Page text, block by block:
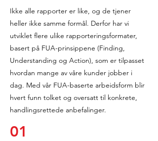
Ikke alle rapporter er like, og de tjener
heller ikke samme formål. Derfor har vi
utviklet flere ulike rapporteringsformater,
basert på FUA-prinsippene (Finding,
Understanding og Action), som er tilpasset
hvordan mange av våre kunder jobber i
dag. Med vår FUA-baserte arbeidsform blir
hvert funn tolket og oversatt til konkrete,
handlingsrettede anbefalinger.
01